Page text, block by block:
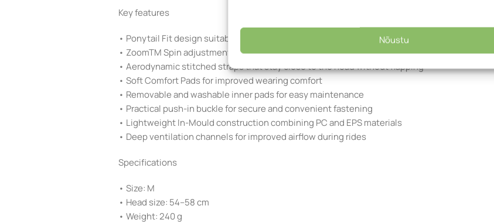
Nõustu
Key features
• Ponytail Fit design suitable for ponytails, buns and braids
• ZoomTM Spin adjustment system for an easy and precise fit
• Aerodynamic stitched straps that stay close to the head without flapping
• Soft Comfort Pads for improved wearing comfort
• Removable and washable inner pads for easy maintenance
• Practical push-in buckle for secure and convenient fastening
• Lightweight In-Mould construction combining PC and EPS materials
• Deep ventilation channels for improved airflow during rides
Specifications
• Size: M
• Head size: 54–58 cm
• Weight: 240 g